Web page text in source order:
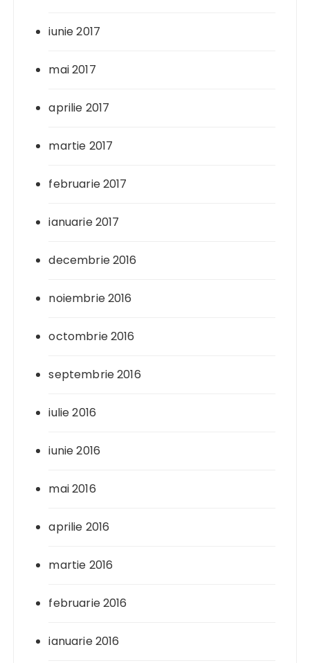
iunie 2017
mai 2017
aprilie 2017
martie 2017
februarie 2017
ianuarie 2017
decembrie 2016
noiembrie 2016
octombrie 2016
septembrie 2016
iulie 2016
iunie 2016
mai 2016
aprilie 2016
martie 2016
februarie 2016
ianuarie 2016